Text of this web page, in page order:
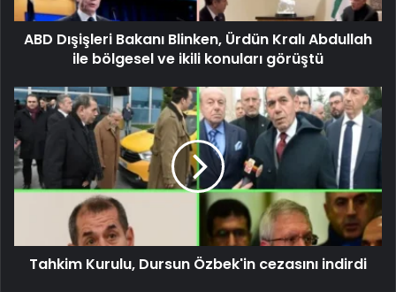
ABD Dışişleri Bakanı Blinken, Ürdün Kralı Abdullah
ile bölgesel ve ikili konuları görüştü
Tahkim Kurulu, Dursun Özbek'in cezasını indirdi